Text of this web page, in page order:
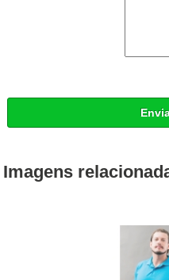
Imagens